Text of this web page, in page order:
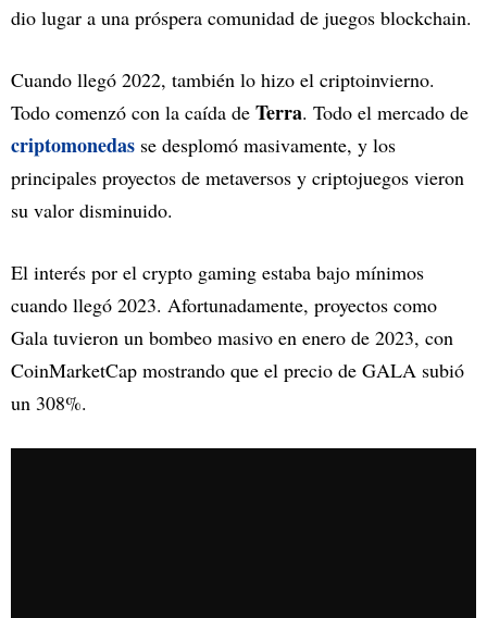
dio lugar a una próspera comunidad de juegos blockchain.
Cuando llegó 2022, también lo hizo el criptoinvierno.
Todo comenzó con la caída de Terra. Todo el mercado de
criptomonedas se desplomó masivamente, y los
principales proyectos de metaversos y criptojuegos vieron
su valor disminuido.
El interés por el crypto gaming estaba bajo mínimos
cuando llegó 2023. Afortunadamente, proyectos como
Gala tuvieron un bombeo masivo en enero de 2023, con
CoinMarketCap mostrando que el precio de GALA subió
un 308%.